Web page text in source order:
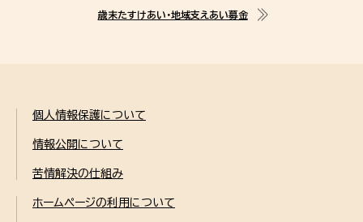
歳末たすけあい・地域支えあい募金
個人情報保護について
情報公開について
苦情解決の仕組み
ホームページの利用について